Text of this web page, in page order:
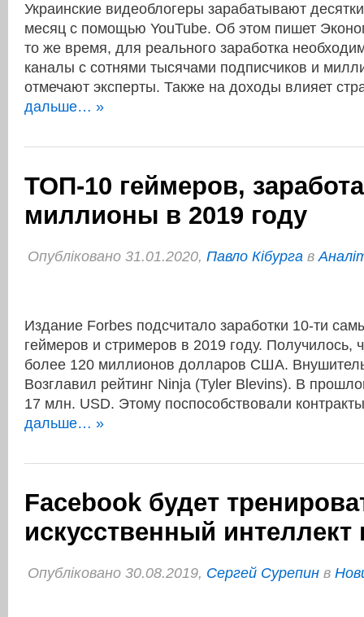
Украинские видеоблогеры зарабатывают
месяц с помощью YouTube. Об этом пишет
то же время, для реального заработка
каналы с сотнями тысячами подписчиков и
отмечают эксперты. Также на доходы влияет
дальше… »
ТОП-10 геймеров,
миллионы в 2019 году
Опубліковано 31.01.2020, Павло Кібурга в
Издание Forbes подсчитало заработки 10-ти
геймеров и стримеров в 2019 году. Получилось,
более 120 миллионов долларов США.
Возглавил рейтинг Ninja (Tyler Blevins). В
17 млн. USD. Этому поспособствовали
дальше… »
Facebook будет
искусственный интеллект
Опубліковано 30.08.2019, Сергей Сурепин в